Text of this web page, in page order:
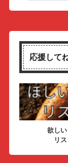
応援して
欲し
リス